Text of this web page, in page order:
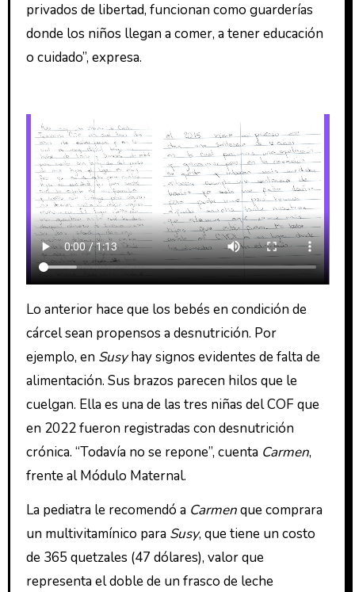
privados de libertad, funcionan como guarderías
donde los niños llegan a comer, a tener educación
o cuidado”, expresa.
Lo anterior hace que los bebés en condición de
cárcel sean propensos a desnutrición. Por
ejemplo, enSusyhay signos evidentes de falta de
alimentación. Sus brazos parecen hilos que le
cuelgan. Ella es una de las tres niñas del COF que
en 2022 fueron registradas con desnutrición
crónica. “Todavía no se repone”, cuenta Carmen,
frente al Módulo Maternal.
La pediatra le recomendó a Carmenque comprara
un multivitamínico para Susy, que tiene un costo
de 365 quetzales (47 dólares), valor que
representa el doble de un frasco de leche